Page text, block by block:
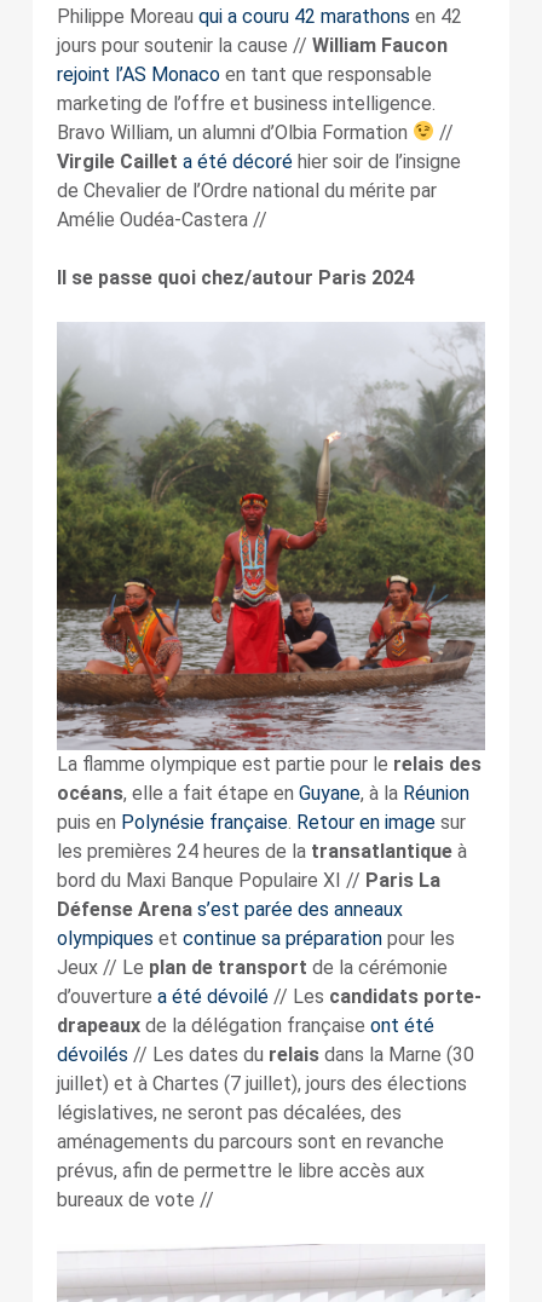
Philippe Moreau qui a couru 42 marathons en 42
jours pour soutenir la cause // William Faucon
rejoint l’AS Monacoen tant que responsable
marketing de l’offre et business intelligence.
Bravo William, un alumni d’Olbia Formation
//
Virgile Caillet a été décoréhier soir de l’insigne
de Chevalier de l’Ordre national du mérite par
Amélie Oudéa-Castera //
Il se passe quoi chez/autour Paris 2024
La flamme olympique est partie pour le relais des
océans, elle a fait étape en Guyane, à la Réunion
puis en Polynésie française. Retour en imagesur
les premières 24 heures de la transatlantique à
bord du Maxi Banque Populaire XI // Paris La
Défense Arena s’est parée des anneaux
olympiques et continue sa préparationpour les
Jeux // Le plan de transport de la cérémonie
d’ouverture a été dévoilé// Les candidats porte-
drapeauxde la délégation française ont été
dévoilés // Les dates du relaisdans la Marne (30
juillet) et à Chartes (7 juillet), jours des élections
législatives, ne seront pas décalées, des
aménagements du parcours sont en revanche
prévus, afin de permettre le libre accès aux
bureaux de vote //